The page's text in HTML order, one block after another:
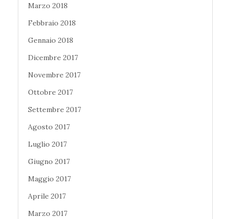
Marzo 2018
Febbraio 2018
Gennaio 2018
Dicembre 2017
Novembre 2017
Ottobre 2017
Settembre 2017
Agosto 2017
Luglio 2017
Giugno 2017
Maggio 2017
Aprile 2017
Marzo 2017